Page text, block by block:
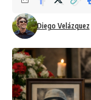
Diego Velázquez